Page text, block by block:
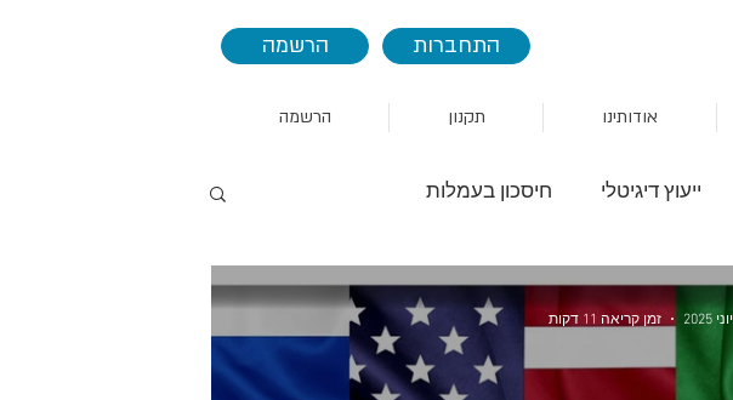
הרשמה התחברות
אודותינו תקנון הרשמה
ייעוץ דיגיטלי חיסכון בעמלות
מציאות מדומה AAPL
AMZN אמזון
מלחמת הסחר סין אינדיקטורים
זמן קריאה 11 דקות